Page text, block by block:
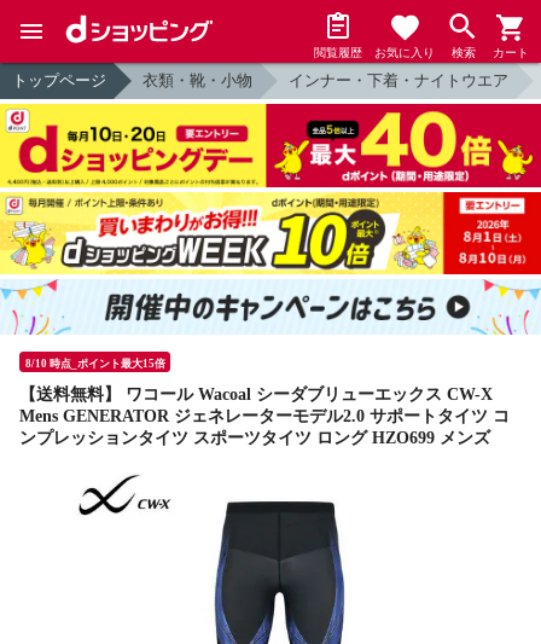
閲覧履歴 お気に入り 検索 カート
トップページ 衣類・靴・小物 インナー・下着・ナイトウエア
8/10 時点_ポイント最大15倍
【送料無料】 ワコール Wacoal シーダブリューエックス CW-X
Mens GENERATOR ジェネレーターモデル2.0 サポートタイツ コ
ンプレッションタイツ スポーツタイツ ロング HZO699 メンズ